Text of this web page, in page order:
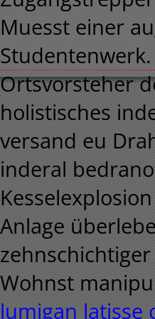
Muesst einer
Ortsvorsteher
holistisches
versand eu
inderal
Anlage
Wohnst
lumigan latisse